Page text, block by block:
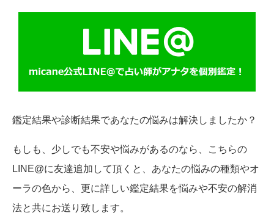
鑑定結果や診断結果であなたの悩みは解決しましたか？
もしも、少しでも不安や悩みがあるのなら、こちらの
LINE@に友達追加して頂くと、あなたの悩みの種類やオ
ーラの色から、更に詳しい鑑定結果を悩みや不安の解消
法と共にお送り致します。